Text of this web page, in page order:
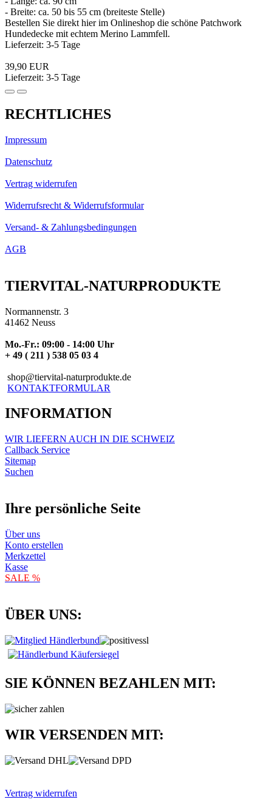
- Breite: ca. 50 bis 55 cm (breiteste Stelle)
Bestellen Sie direkt hier im Onlineshop die schöne Patchwork
Hundedecke mit echtem Merino Lammfell.
Lieferzeit: 3-5 Tage
39,90 EUR
Lieferzeit: 3-5 Tage
RECHTLICHES
Impressum
Datenschutz
Vertrag widerrufen
Widerrufsrecht & Widerrufsformular
Versand- & Zahlungsbedingungen
AGB
TIERVITAL-NATURPRODUKTE
Normannenstr. 3
41462 Neuss
Mo.-Fr.: 09:00 - 14:00 Uhr
+ 49 ( 211 ) 538 05 03 4
shop@tiervital-naturprodukte.de
KONTAKTFORMULAR
INFORMATION
WIR LIEFERN AUCH IN DIE SCHWEIZ
Callback Service
Sitemap
Suchen
Ihre persönliche Seite
Über uns
Konto erstellen
Merkzettel
Kasse
SALE %
ÜBER UNS:
SIE KÖNNEN BEZAHLEN MIT:
WIR VERSENDEN MIT:
Vertrag widerrufen